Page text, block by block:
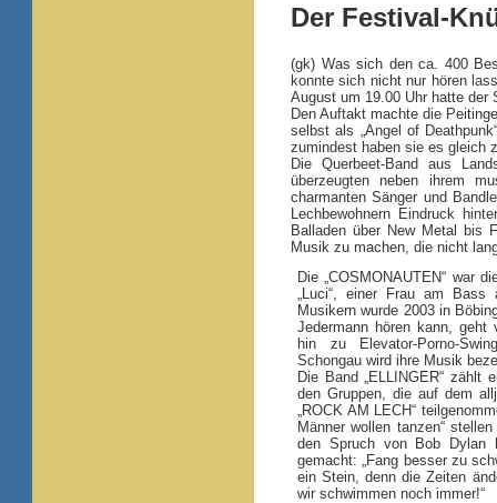
Der Festival-
(gk) Was sich den ca. 400
konnte sich nicht nur hören
August um 19.00 Uhr hatte der
Den Auftakt machte die
selbst als „Angel of
zumindest haben sie es gleich
Die Querbeet-Band aus
überzeugten neben ihrem
charmanten Sänger und
Lechbewohnern Eindruck
Balladen über New Metal bis
Musik zu machen, die nicht
Die „COSMONAUTEN“ war
„Luci“, einer Frau am
Musikern wurde 2003 in
Jedermann hören kann, geht
hin zu Elevator-Porno-
Schongau wird ihre Musik
Die Band „ELLINGER“ zählt
den Gruppen, die auf dem
„ROCK AM LECH“
Männer wollen tanzen“
den Spruch von Bob Dylan
gemacht: „Fang besser zu
ein Stein, denn die Zeiten
wir schwimmen noch immer!“